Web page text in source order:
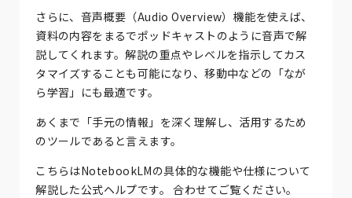
さらに、音声概要（Audio Overview）機能を使えば、
資料の内容をまるでポッドキャストのように音声で解
説してくれます。解説の重点やレベルを指示してカス
タマイズすることも可能になり、移動中などの「なが
ら学習」にも最適です。
あくまで「手元の情報」を深く理解し、活用するため
のツールであると言えます。
こちらはNotebookLMの具体的な機能や仕様について
解説した公式ヘルプです。 合わせてご覧ください。